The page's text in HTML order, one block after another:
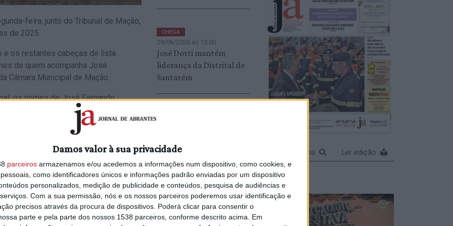
Damos valor à sua privacidade
parceiros armazenamos e/ou acedemos a informações num dispositivo, como cookies, e
como identificadores únicos e informações padrão enviadas por um dispositivo
personalizados, medição de publicidade e conteúdos, pesquisa de audiências e
Com a sua permissão, nós e os nossos parceiros poderemos usar identificação e
precisos através da procura de dispositivos. Poderá clicar para consentir o
parte e pela parte dos nossos 1538 parceiros, conforme descrito acima. Em
feira, junto do Tribunal de Mação,
de 2025.
e os restantes cabeças de lista
de quem acompanha José
Câmara Municipal de Mação.
os nomes de José Fernando
e Francisco Veiga.
de lista aos restantes órgãos
Assembleia Municipal.
em Amêndoa, Mário Dias avança em
candidata-se Nuno Barreta e em
do PS à Junta de Ortiga e à
candidata-se Daniel Jana.
apresenta “equipas coesas,
CHEGA
29/06/2026 às 15:00
José Dotti mantém
liderança da Distrital de
Santarém
participa ao Tribunal de
Contas pagamento de
indemnização feito pela
Câmara (c/áudio)
Ampliar capa Ler edição